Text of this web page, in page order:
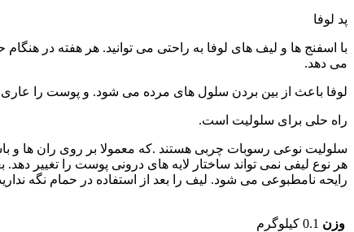
پد لوفا
با اسفنج ها و لیف های لوفا به راحتی می توانید. هر هفته در
می دهد.
لوفا باعث از بین بردن سلول های مرده می شود. و پوست را
راه حلی برای سلولیت است.
سلولیت نوعی رسوبات چربی هستند .که معمولا بر روی ران ها و
هر نوع لیفی نمی تواند ساختار لایه های درونی پوست را تغییر
رایحه نامطبوعی می شود. لیف را بعد از استفاده در حمام نگه
وزن 0.1 کیلوگرم